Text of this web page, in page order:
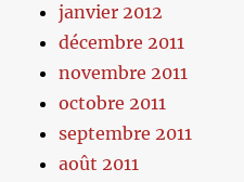
janvier 2012
décembre 2011
novembre 2011
octobre 2011
septembre 2011
août 2011